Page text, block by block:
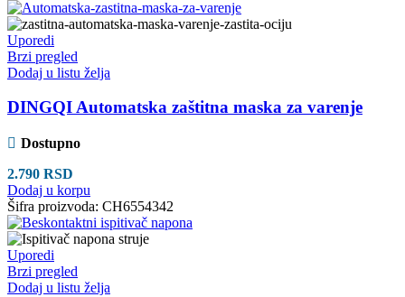
Uporedi
Brzi pregled
Dodaj u listu želja
DINGQI Automatska zaštitna maska za varenje
Dostupno
2.790 RSD
Dodaj u korpu
Šifra proizvoda: CH6554342
Uporedi
Brzi pregled
Dodaj u listu želja